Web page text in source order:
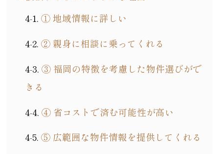
① 地域情報に詳しい
② 親身に相談に乗ってくれる
③ 福岡の特徴を考慮した物件選びがで
きる
④ 省コストで済む可能性が高い
⑤ 広範囲な物件情報を提供してくれる